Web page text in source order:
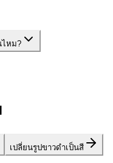
ไหม?
เปลี่ยนรูปขาวดำเป็นสี